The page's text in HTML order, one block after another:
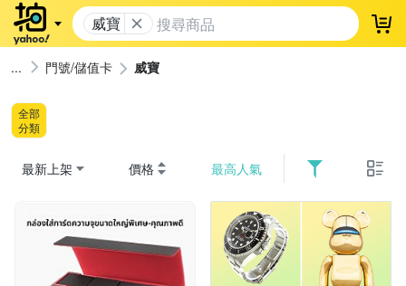
威寶 登
門號/儲值卡 威寶
全部
分類
最新上架 價格 最高人氣